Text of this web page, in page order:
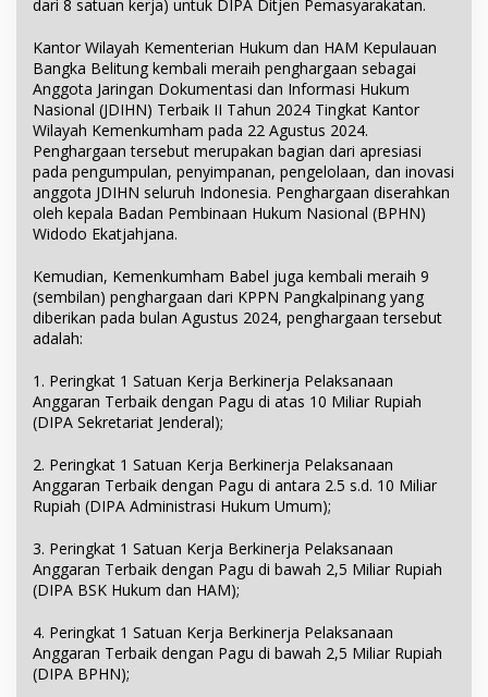
dari 8 satuan kerja) untuk DIPA Ditjen Pemasyarakatan.
Kantor Wilayah Kementerian Hukum dan HAM Kepulauan
Bangka Belitung kembali meraih penghargaan sebagai
Anggota Jaringan Dokumentasi dan Informasi Hukum
Nasional (JDIHN) Terbaik II Tahun 2024 Tingkat Kantor
Wilayah Kemenkumham pada 22 Agustus 2024.
Penghargaan tersebut merupakan bagian dari apresiasi
pada pengumpulan, penyimpanan, pengelolaan, dan inovasi
anggota JDIHN seluruh Indonesia. Penghargaan diserahkan
oleh kepala Badan Pembinaan Hukum Nasional (BPHN)
Widodo Ekatjahjana.
Kemudian, Kemenkumham Babel juga kembali meraih 9
(sembilan) penghargaan dari KPPN Pangkalpinang yang
diberikan pada bulan Agustus 2024, penghargaan tersebut
adalah:
1. Peringkat 1 Satuan Kerja Berkinerja Pelaksanaan
Anggaran Terbaik dengan Pagu di atas 10 Miliar Rupiah
(DIPA Sekretariat Jenderal);
2. Peringkat 1 Satuan Kerja Berkinerja Pelaksanaan
Anggaran Terbaik dengan Pagu di antara 2.5 s.d. 10 Miliar
Rupiah (DIPA Administrasi Hukum Umum);
3. Peringkat 1 Satuan Kerja Berkinerja Pelaksanaan
Anggaran Terbaik dengan Pagu di bawah 2,5 Miliar Rupiah
(DIPA BSK Hukum dan HAM);
4. Peringkat 1 Satuan Kerja Berkinerja Pelaksanaan
Anggaran Terbaik dengan Pagu di bawah 2,5 Miliar Rupiah
(DIPA BPHN);